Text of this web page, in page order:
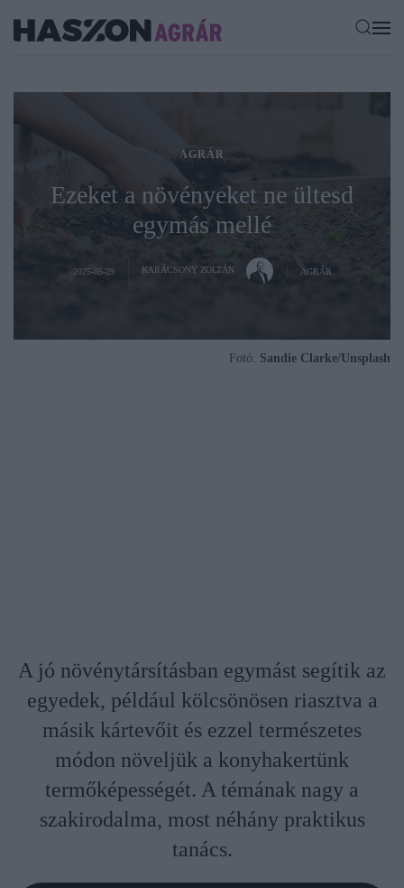
AGRÁR
Ezeket a növényeket ne ültesd
egymás mellé
2025-05-29 KARÁCSONY ZOLTÁN AGRÁR
Fotó: Sandie Clarke/Unsplash
A jó növénytársításban egymást segítik az
egyedek, például kölcsönösen riasztva a
másik kártevőit és ezzel természetes
módon növeljük a konyhakertünk
termőképességét. A témának nagy a
szakirodalma, most néhány praktikus
tanács.